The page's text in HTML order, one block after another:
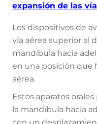
expansión de las
Los dispositivos de
vía aérea superior al
mandíbula hacia
en una posición que
aérea.
Estos aparatos
la mandíbula hacia